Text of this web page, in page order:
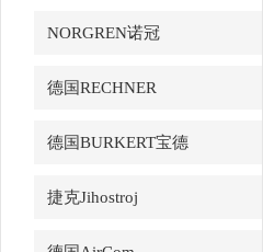
NORGREN诺冠
德国RECHNER
德国BURKERT宝德
捷克Jihostroj